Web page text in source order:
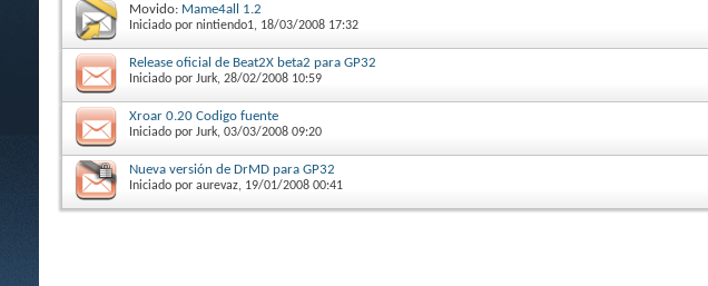
Movido: Mame4all 1.2
Iniciado por nintiendo1, 18/03/2008 17:32
Release oficial de Beat2X beta2 para GP32
Iniciado por Jurk, 28/02/2008 10:59
Xroar 0.20 Codigo fuente
Iniciado por Jurk, 03/03/2008 09:20
Nueva versión de DrMD para GP32
Iniciado por aurevaz, 19/01/2008 00:41